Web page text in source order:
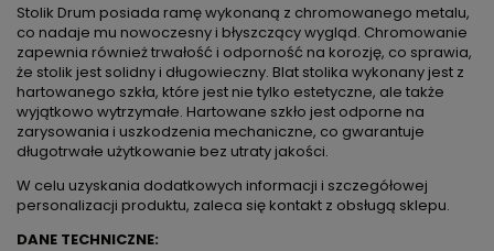
Stolik Drum posiada ramę wykonaną z chromowanego metalu,
co nadaje mu nowoczesny i błyszczący wygląd. Chromowanie
zapewnia również trwałość i odporność na korozję, co sprawia,
że stolik jest solidny i długowieczny. Blat stolika wykonany jest z
hartowanego szkła, które jest nie tylko estetyczne, ale także
wyjątkowo wytrzymałe. Hartowane szkło jest odporne na
zarysowania i uszkodzenia mechaniczne, co gwarantuje
długotrwałe użytkowanie bez utraty jakości.
W celu uzyskania dodatkowych informacji i szczegółowej
personalizacji produktu, zaleca się kontakt z obsługą sklepu.
DANE TECHNICZNE: